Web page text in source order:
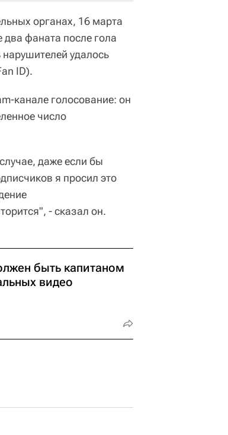
органах, 16 марта
два фаната после гола
удалось
ID).
канале голосование: он
число
даже если бы
я просил это
- сказал он.
быть капитаном
видео